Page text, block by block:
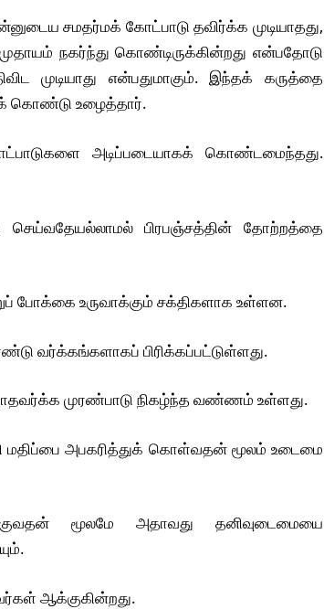
சமதர்மக் கோட்பாடு தவிர்க்க முடியாதது,
நகர்ந்து கொண்டிருக்கின்றது என்பதோடு
முடியாது என்பதுமாகும். இந்தக் கருத்தை
கொண்டு உழைத்தார்.
அடிப்படையாகக் கொண்டமைந்தது.
செய்வதேயல்லாமல் பிரபஞ்சத்தின் தோற்றத்தை
போக்கை உருவாக்கும் சக்திகளாக உள்ளன.
வர்க்கங்களாகப் பிரிக்கப்பட்டுள்ளது.
முரண்பாடு நிகழ்ந்த வண்ணம் உள்ளது.
மதிப்பை அபகரித்துக் கொள்வதன் மூலம் உடைமை
மூலமே அதாவது தனிவுடைமையை
ஆக்குகின்றது.